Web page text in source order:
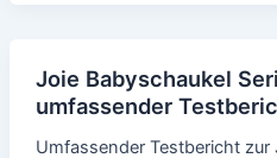
Joie Babyschaukel
umfassender
Umfassender Testbericht zur